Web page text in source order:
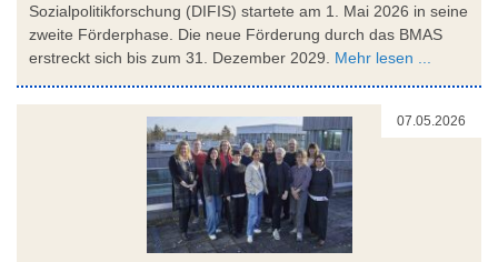
Sozialpolitikforschung (DIFIS) startete am 1. Mai 2026 in seine
zweite Förderphase. Die neue Förderung durch das BMAS
erstreckt sich bis zum 31. Dezember 2029. Mehr lesen ...
07.05.2026